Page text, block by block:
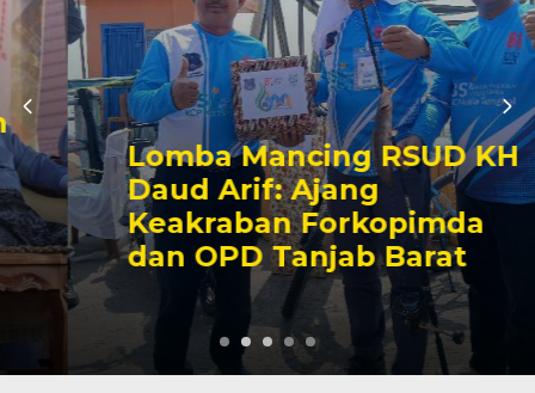
Lomba Mancing RSUD KH
Daud Arif: Ajang
Keakraban Forkopimda
dan OPD Tanjab Barat